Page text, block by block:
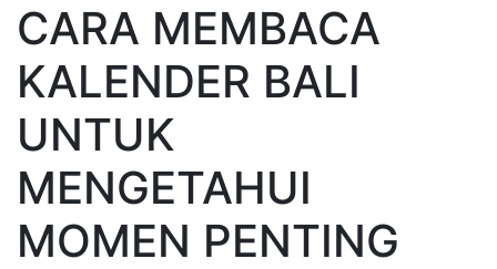
CARA MEMBACA
KALENDER BALI
UNTUK
MENGETAHUI
MOMEN PENTING